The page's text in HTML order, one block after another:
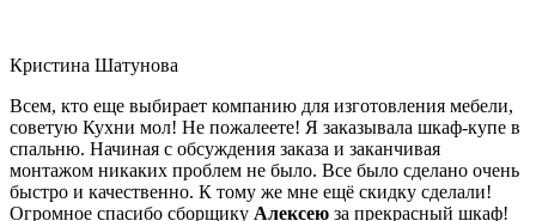
Кристина Шатунова
Всем, кто еще выбирает компанию для изготовления мебели,
советую Кухни мол! Не пожалеете! Я заказывала шкаф-купе в
спальню. Начиная с обсуждения заказа и заканчивая
монтажом никаких проблем не было. Все было сделано очень
быстро и качественно. К тому же мне ещё скидку сделали!
Огромное спасибо сборщику Алексею за прекрасный шкаф!